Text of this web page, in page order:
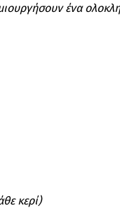
ένα
κερί)